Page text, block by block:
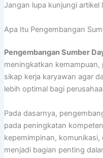
Jangan lupa kunjungi artikel
Apa Itu Pengembangan
Pengembangan Sumber
meningkatkan
sikap kerja karyawan agar
lebih optimal bagi
Pada dasarnya,
pada peningkatan
kepemimpinan,
menjadi bagian penting